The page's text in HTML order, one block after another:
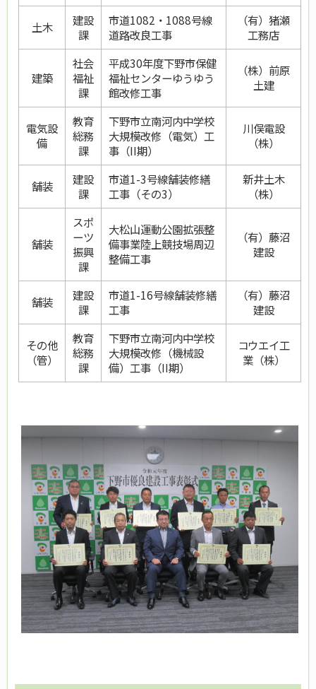
土木
建設
課
市道1082・1088号線
道路改良工事
（有）猪瀬
工務店
建築
社会
福祉
課
平成30年度下野市保健
福祉センターゆうゆう
館改修工事
（株）前原
土建
電気設
備
教育
総務
課
下野市立南河内中学校
大規模改修（電気）工
事（II期）
川俣電設
（株）
舗装
建設
課
市道1-3号線舗装修繕
工事（その3）
新井土木
（株）
舗装
スポ
ーツ
振興
課
大松山運動公園拡張整
備事業陸上競技場周辺
整備工事
（有）藤沼
建設
舗装
建設
課
市道1-16号線舗装修繕
工事
（有）藤沼
建設
その他
（管）
教育
総務
課
下野市立南河内中学校
大規模改修（機械設
備）工事（II期）
コウエイ工
業（株）